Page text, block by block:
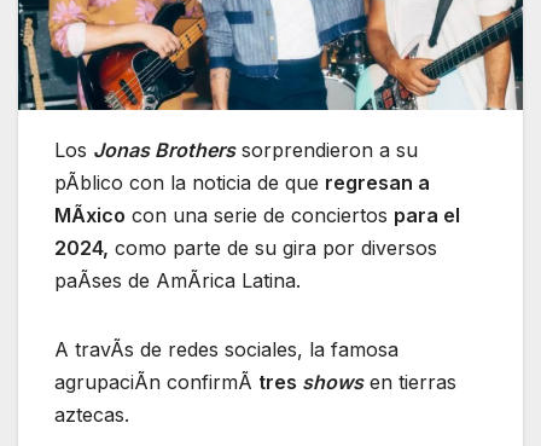
Los Jonas Brotherssorprendieron a su
pÃblico con la noticia de que regresan a
MÃxico con una serie de conciertos para el
2024, como parte de su gira por diversos
paÃses de AmÃrica Latina.
A travÃs de redes sociales, la famosa
agrupaciÃn confirmÃ tres showsen tierras
aztecas.